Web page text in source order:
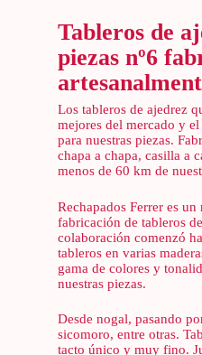
Tableros de
piezas nº6
Los tableros de ajedrez
mejores del mercado y
para nuestras piezas.
chapa a chapa, casilla a
menos de 60 km de
Rechapados Ferrer es
fabricación de tableros
colaboración comenzó
tableros en varias
gama de colores y
nuestras piezas.
Desde nogal, pasando
sicomoro, entre otras.
tacto único y muy fino.